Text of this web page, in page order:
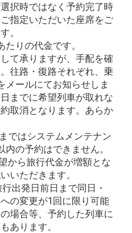
択時ではなく予約完了時
指定いただいた座席をご
。
たりの代金です。
て承りますが、手配を確
往路・復路それぞれ、乗
メールにてお知らせしま
までに希望列車が取れな
取消となります。あらか
ではシステムメンテナン
の予約はできません。
から旅行代金が増額とな
いただきます。
出発日前日まで同日・
の変更が1回に限り可能
場合等、予約した列車に
あります。